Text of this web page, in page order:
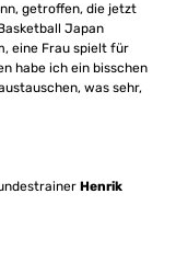
getroffen, die jetzt
Japan
eine Frau spielt für
habe ich ein bisschen
was sehr,
Henrik